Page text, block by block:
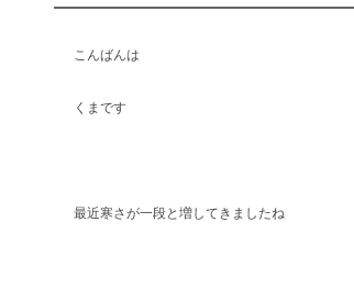
こんばんは
くまです
最近寒さが一段と増してきましたね